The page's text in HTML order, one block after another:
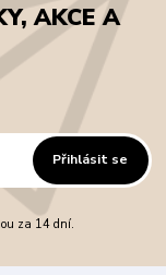
AKCE A
Přihlásit se
za 14 dní.